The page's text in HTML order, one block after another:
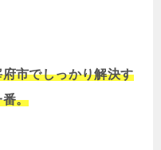
市でしっかり解決す
番。